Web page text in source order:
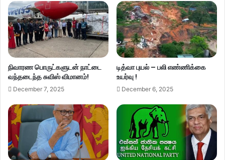
நிவாரண பொருட்களுடன் நாட்டை
வந்தடைந்த சுவிஸ் விமானம்!
December 7, 2025
டித்வா புயல் – பலி எண்ணிக்கை
உயர்வு !
December 6, 2025